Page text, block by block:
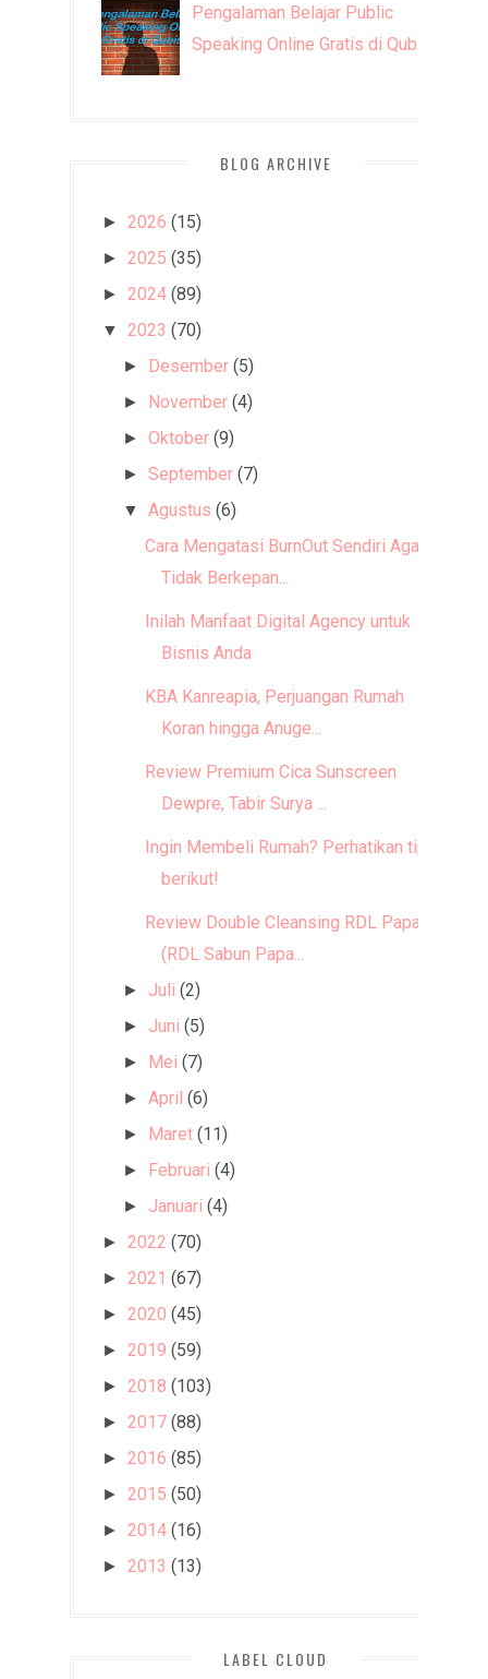
Pengalaman Belajar Public
Speaking Online Gratis di Qubisa
BLOG ARCHIVE
► 2026 (15)
► 2025 (35)
► 2024 (89)
▼ 2023 (70)
► Desember (5)
► November (4)
►Oktober (9)
►September (7)
▼ Agustus (6)
Cara Mengatasi BurnOut Sendiri Agar
Tidak Berkepan...
Inilah Manfaat Digital Agency untuk
Bisnis Anda
KBA Kanreapia, Perjuangan Rumah
Koran hingga Anuge...
Review Premium Cica Sunscreen
Dewpre, Tabir Surya ...
Ingin Membeli Rumah? Perhatikan tips
berikut!
Review Double Cleansing RDL Papaya
(RDL Sabun Papa...
► Juli (2)
► Juni (5)
► Mei (7)
►April (6)
► Maret (11)
► Februari (4)
► Januari (4)
► 2022 (70)
► 2021 (67)
► 2020 (45)
► 2019 (59)
► 2018 (103)
► 2017 (88)
► 2016 (85)
► 2015 (50)
► 2014 (16)
► 2013 (13)
LABEL CLOUD